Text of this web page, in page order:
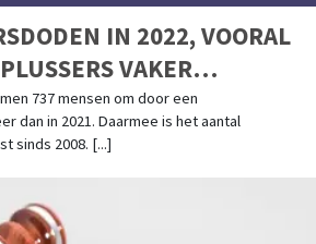
IN 2022, VOORAL
VAKER
737 mensen om door een
dan in 2021. Daarmee is het aantal
sinds 2008. [...]